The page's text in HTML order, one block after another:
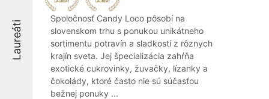
Laureáti
Spoločnosť Candy Loco pôsobí na
slovenskom trhu s ponukou unikátneho
sortimentu potravín a sladkostí z rôznych
krajín sveta. Jej špecializácia zahŕňa
exotické cukrovinky, žuvačky, lízanky a
čokolády, ktoré často nie sú súčasťou
bežnej ponuky ...